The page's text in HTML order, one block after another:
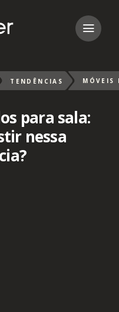
TENDÊNCIAS
para sala:
nessa